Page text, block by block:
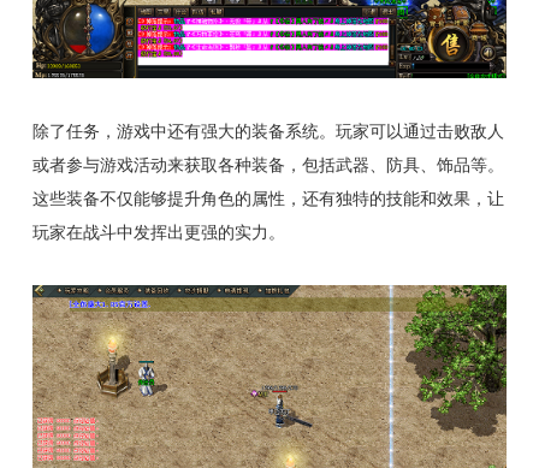
除了任务，游戏中还有强大的装备系统。玩家可以通过击败敌人
或者参与游戏活动来获取各种装备，包括武器、防具、饰品等。
这些装备不仅能够提升角色的属性，还有独特的技能和效果，让
玩家在战斗中发挥出更强的实力。